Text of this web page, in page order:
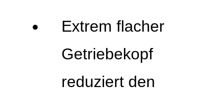
Extrem flacher
Getriebekopf
reduziert den